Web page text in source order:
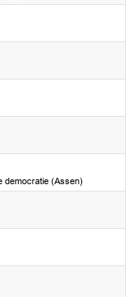
democratie (Assen)